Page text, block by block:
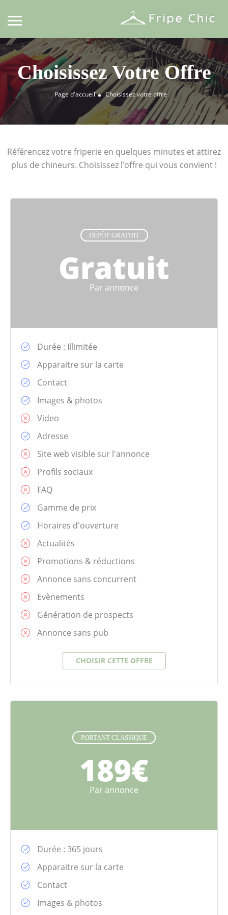
Choisissez Votre Offre
Page d'accueil Choisissez votre offre
Référencez votre friperie en quelques minutes et attirez
plus de chineurs. Choisissez l’offre qui vous convient !
DÉPÔT GRATUIT
Gratuit
Par annonce
Durée : Illimitée
Apparaitre sur la carte
Contact
Images & photos
Video
Adresse
Site web visible sur l'annonce
Profils sociaux
FAQ
Gamme de prix
Horaires d'ouverture
Actualités
Promotions & réductions
Annonce sans concurrent
Evènements
Génération de prospects
Annonce sans pub
PORTANT CLASSIQUE
189€
Par annonce
Durée : 365 jours
Apparaitre sur la carte
Contact
Images & photos